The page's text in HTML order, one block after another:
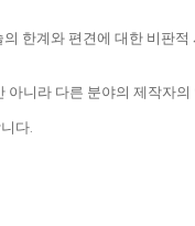
한계와 편견에 대한 비판적
니라 다른 분야의 제작자의
다.